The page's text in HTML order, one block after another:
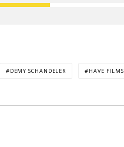
DEMY SCHANDELER HAVE FILMS